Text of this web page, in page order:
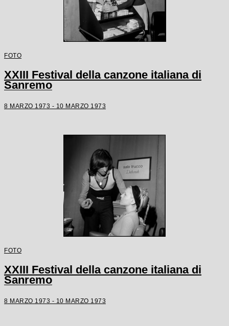
FOTO
XXIII Festival della canzone italiana di
Sanremo
8 MARZO 1973 - 10 MARZO 1973
FOTO
XXIII Festival della canzone italiana di
Sanremo
8 MARZO 1973 - 10 MARZO 1973